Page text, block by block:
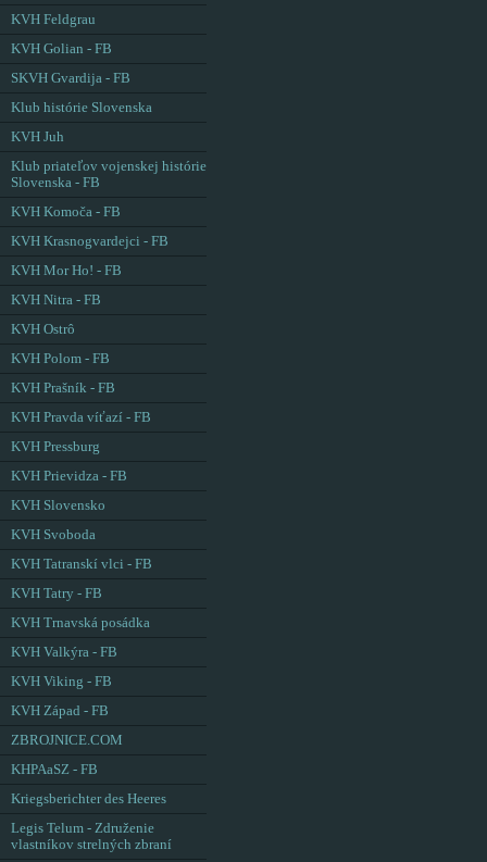
KVH Feldgrau
KVH Golian - FB
SKVH Gvardija - FB
Klub histórie Slovenska
KVH Juh
Klub priateľov vojenskej histórie
Slovenska - FB
KVH Komoča - FB
KVH Krasnogvardejci - FB
KVH Mor Ho! - FB
KVH Nitra - FB
KVH Ostrô
KVH Polom - FB
KVH Prašník - FB
KVH Pravda víťazí - FB
KVH Pressburg
KVH Prievidza - FB
KVH Slovensko
KVH Svoboda
KVH Tatranskí vlci - FB
KVH Tatry - FB
KVH Trnavská posádka
KVH Valkýra - FB
KVH Viking - FB
KVH Západ - FB
ZBROJNICE.COM
KHPAaSZ - FB
Kriegsberichter des Heeres
Legis Telum - Združenie
vlastníkov strelných zbraní